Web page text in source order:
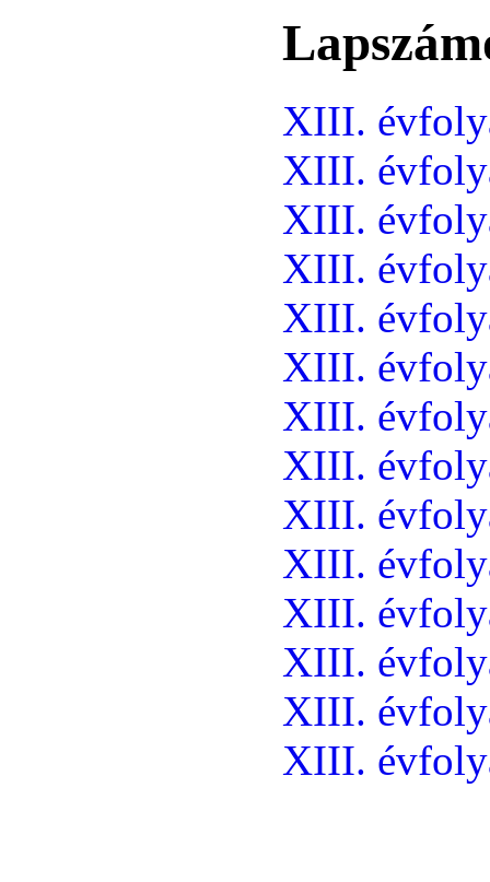
XIII.
XIII.
XIII.
XIII.
XIII.
XIII.
XIII.
XIII.
XIII.
XIII.
XIII.
XIII.
XIII.
XIII.